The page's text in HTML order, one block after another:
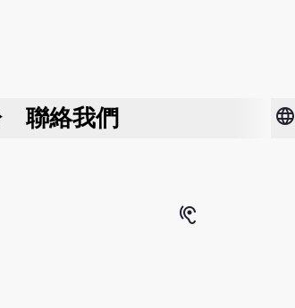
聯絡我們 language
hearing